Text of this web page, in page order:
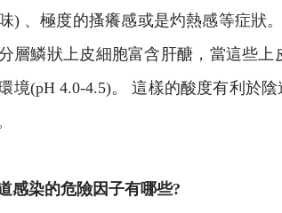
) 、極度的搔癢感或是灼熱感等症狀
層鱗狀上皮細胞富含肝醣，當這些
境(pH 4.0-4.5)。 這樣的酸度有利於
感染的危險因子有哪些?